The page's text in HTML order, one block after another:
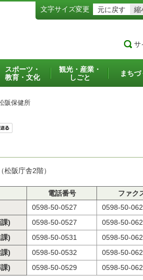
文字サイズ変更 元に戻す 縮
サ
スポーツ・
教育・文化
観光・産業・
しごと
まちづ
阪保健所
阪庁舎2階）
電話番号 ファク
0598-50-0527 0598-50-
)
0598-50-0527 0598-50-
)
0598-50-0531 0598-50-
)
0598-50-0532 0598-50-
)
0598-50-0529 0598-50-